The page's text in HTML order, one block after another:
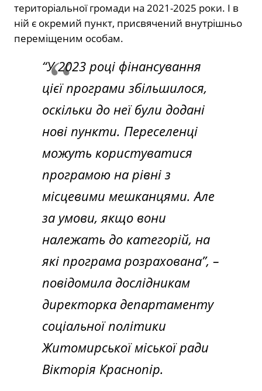
територіальної громади на 2021-2025 роки. І в
ній є окремий пункт, присвячений внутрішньо
переміщеним особам.
“У 2023 році фінансування
цієї програми збільшилося,
оскільки до неї були додані
нові пункти. Переселенці
можуть користуватися
програмою на рівні з
місцевими мешканцями. Але
за умови, якщо вони
належать до категорій, на
які програма розрахована”, –
повідомила дослідникам
директорка департаменту
соціальної політики
Житомирської міської ради
Вікторія Краснопір.